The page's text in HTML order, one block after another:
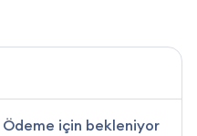
Ödeme için bekleniyor